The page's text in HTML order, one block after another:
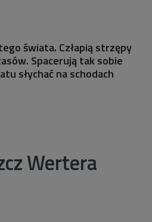
świata. Człapią strzępy
Spacerują tak sobie
słychać na schodach
Wertera